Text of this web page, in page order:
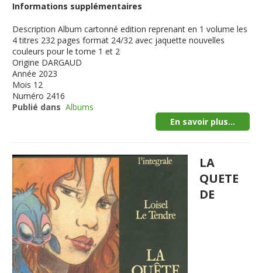
Informations supplémentaires
Description Album cartonné edition reprenant en 1 volume les
4 titres 232 pages format 24/32 avec jaquette nouvelles
couleurs pour le tome 1 et 2
Origine DARGAUD
Année 2023
Mois 12
Numéro 2416
Publié dans Albums
En savoir plus...
LA
QUETE
DE